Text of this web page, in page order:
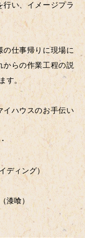
行い、イメージプラ
の仕事帰りに現場に
からの作業工程の説
す。
イハウスのお手伝い
ディング）
喰）